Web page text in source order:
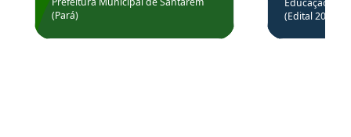
Prefeitura de Santarém.
(Pará)
de
(Edital